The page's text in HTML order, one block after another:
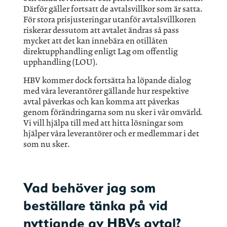
Därför gäller fortsatt de avtalsvillkor som är satta.
För stora prisjusteringar utanför avtalsvillkoren
riskerar dessutom att avtalet ändras så pass
mycket att det kan innebära en otillåten
direktupphandling enligt Lag om offentlig
upphandling (LOU).
HBV kommer dock fortsätta ha löpande dialog
med våra leverantörer gällande hur respektive
avtal påverkas och kan komma att påverkas
genom förändringarna som nu sker i vår omvärld.
Vi vill hjälpa till med att hitta lösningar som
hjälper våra leverantörer och er medlemmar i det
som nu sker.
Vad behöver jag som
beställare tänka på vid
nyttjande av HBVs avtal?